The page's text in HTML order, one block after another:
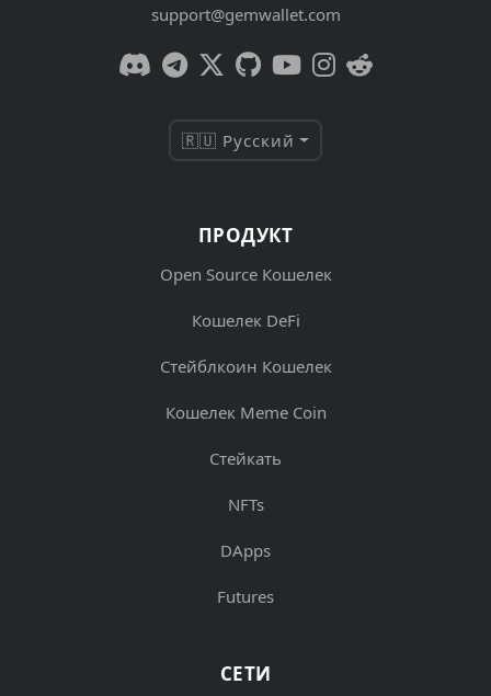
support@gemwallet.com
🇷🇺 Русский
ПРОДУКТ
Open Source Кошелек
Кошелек DeFi
Стейблкоин Кошелек
Кошелек Meme Coin
Стейкать
NFTs
DApps
Futures
СЕТИ